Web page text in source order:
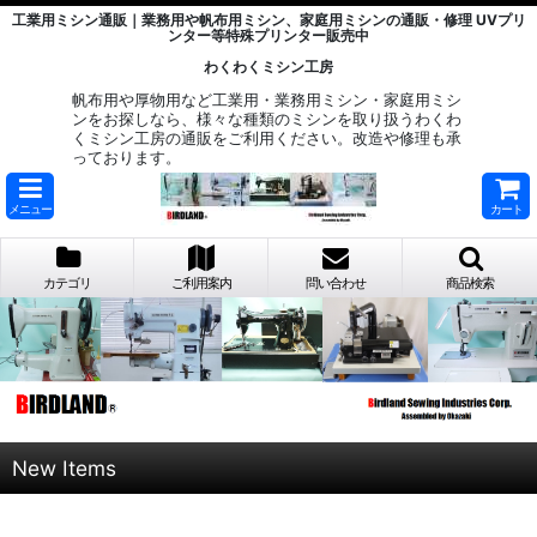
工業用ミシン通販｜業務用や帆布用ミシン、家庭用ミシンの通販・修理 UVプリ
ンター等特殊プリンター販売中
わくわくミシン工房
帆布用や厚物用など工業用・業務用ミシン・家庭用ミシ
ンをお探しなら、様々な種類のミシンを取り扱うわくわ
くミシン工房の通販をご利用ください。改造や修理も承
っております。
メニュー カート
カテゴリ ご利用案内 問い合わせ 商品検索
New Items